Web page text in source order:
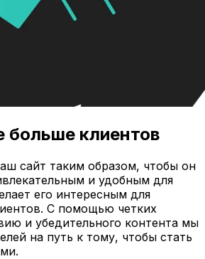
больше клиентов
сайт таким образом, чтобы он
и удобным для
его интересным для
С помощью четких
и убедительного контента мы
на путь к тому, чтобы стать